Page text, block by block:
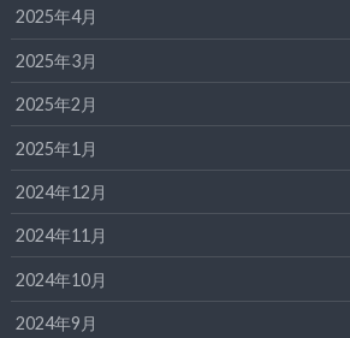
2025年4月
2025年3月
2025年2月
2025年1月
2024年12月
2024年11月
2024年10月
2024年9月